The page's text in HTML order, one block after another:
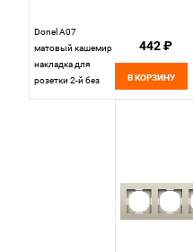
Donel A07
матовый кашемир
накладка для
розетки 2-й без
442 ₽
В КОРЗИНУ